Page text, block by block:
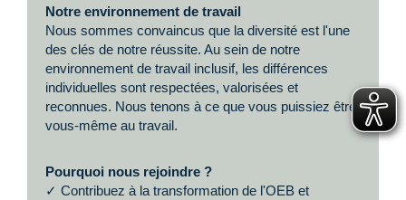
Notre environnement de travail
Nous sommes convaincus que la diversité est l'une
des clés de notre réussite. Au sein de notre
environnement de travail inclusif, les différences
individuelles sont respectées, valorisées et
reconnues. Nous tenons à ce que vous puissiez être
vous-même au travail.
Pourquoi nous rejoindre ?
✓ Contribuez à la transformation de l'OEB et